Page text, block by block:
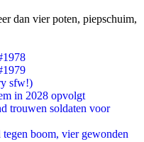
dan vier poten, piepschuim,
sfw!)
in 2028 opvolgt
trouwen soldaten voor
boom, vier gewonden